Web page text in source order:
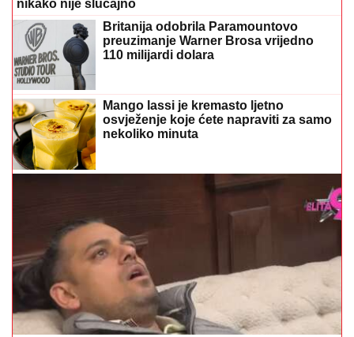
nikako nije slučajno
Britanija odobrila Paramountovo
preuzimanje Warner Brosa vrijedno
110 milijardi dolara
Mango lassi je kremasto ljetno
osvježenje koje ćete napraviti za samo
nekoliko minuta